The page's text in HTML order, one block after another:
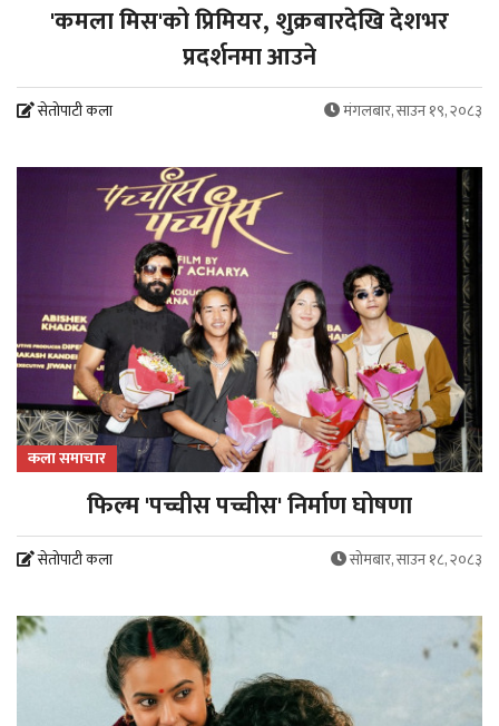
'कमला मिस'को प्रिमियर, शुक्रबारदेखि देशभर
प्रदर्शनमा आउने
सेतोपाटी कला मंगलबार, साउन १९, २०८३
कला समाचार
फिल्म 'पच्चीस पच्चीस' निर्माण घोषणा
सेतोपाटी कला सोमबार, साउन १८, २०८३